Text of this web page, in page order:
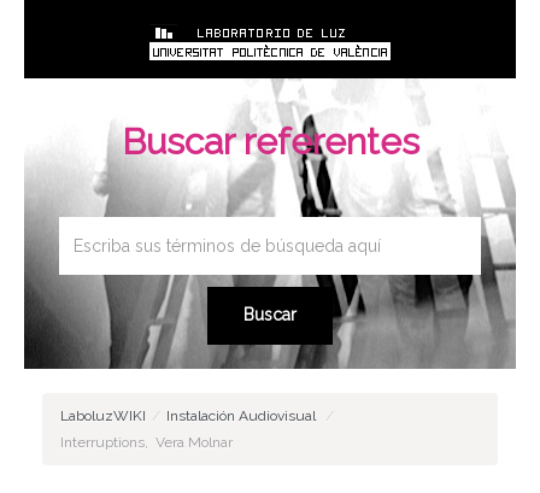
Buscar referentes
LaboluzWIKI / Instalación Audiovisual
/
Interruptions, Vera Molnar